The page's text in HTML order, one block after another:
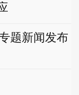
题新闻发布